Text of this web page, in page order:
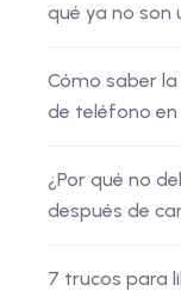
qué ya no son
Cómo saber
de teléfono en
¿Por qué no
después de
7 trucos para